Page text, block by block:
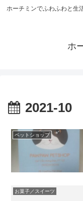
ホーチミンでふわふわと生
ホ
2021-10
ペットショップ
お菓子／スイーツ